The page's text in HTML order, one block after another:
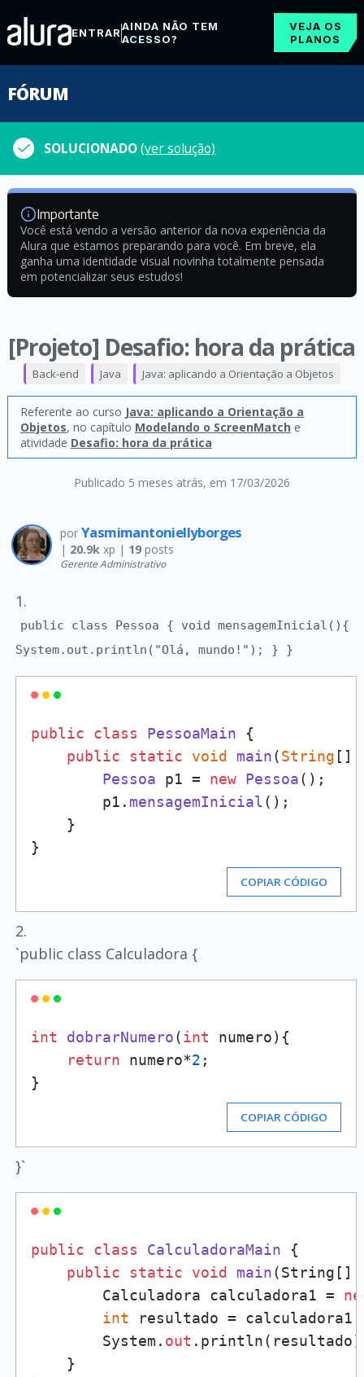
ENTRARAINDA NÃO TEM
ACESSO?
VEJA OS
PLANOS
FÓRUM
SOLUCIONADO(ver solução)
Importante
Você está vendo a versão anterior da nova experiência da
Alura que estamos preparando para você. Em breve, ela
ganha uma identidade visual novinha totalmente pensada
em potencializar seus estudos!
[Projeto] Desafio: hora da prática
Publicado 5 meses atrás, em 17/03/2026
Back-end Java Java: aplicando a Orientação a Objetos
Referente ao curso Java: aplicando a Orientação a
Objetos, no capítulo Modelando o ScreenMatch e
atividade Desafio: hora da prática
por Yasmimantoniellyborges
| 20.9kxp | 19posts
Gerente Administrativo
1.
public class Pessoa { void mensagemInicial(){
System.out.println("Olá, mundo!"); } }
public class PessoaMain {
public
static void main(String []
Pessoa p1 = new Pessoa();
        p1.
mensagemInicial ();
    }
COPIAR CÓDIGO
2.
`public class Calculadora {
int dobrarNumero(int numero) {
return numero*2 ;
COPIAR CÓDIGO
}`
public class CalculadoraMain {
public
static void main(String[]
        Calculadora calculadora1 =
int resultado =
        System.
out
    }